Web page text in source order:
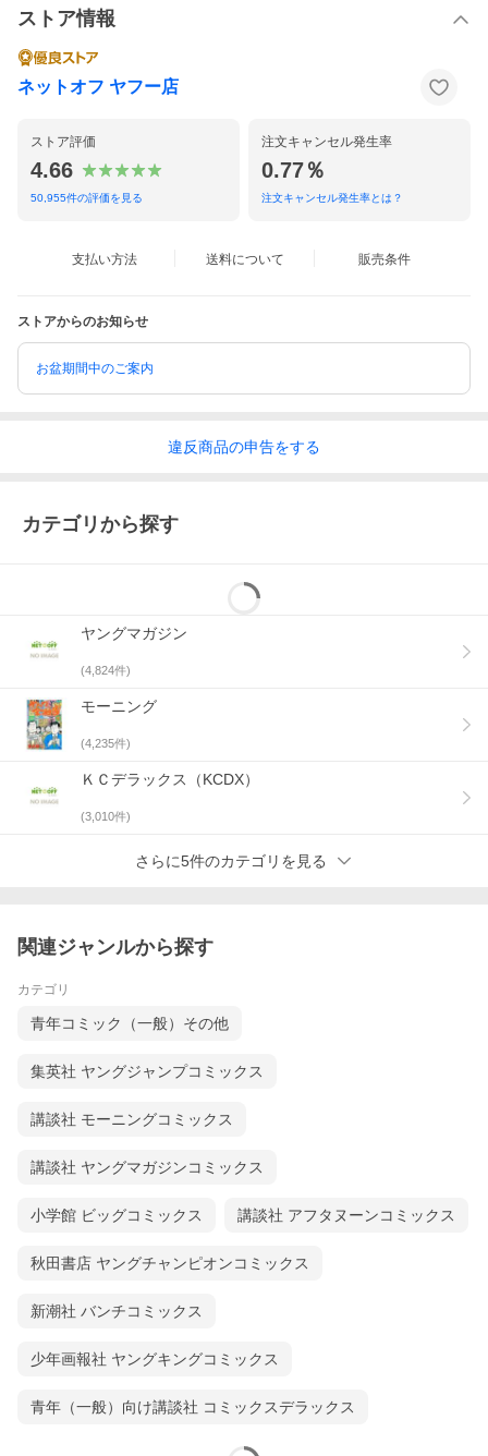
ストア情報
ネットオフ ヤフー店
ストア評価
4.66
50,955件の評価を見る
注文キャンセル発生率
0.77％
注文キャンセル発生率とは？
支払い方法 送料について 販売条件
ストアからのお知らせ
お盆期間中のご案内
違反商品の申告をする
カテゴリから探す
ヤングマガジン
(4,824件)
モーニング
(4,235件)
ＫＣデラックス（KCDX）
(3,010件)
さらに5件のカテゴリを見る
関連ジャンルから探す
カテゴリ
青年コミック（一般）その他
集英社 ヤングジャンプコミックス
講談社 モーニングコミックス
講談社 ヤングマガジンコミックス
小学館 ビッグコミックス 講談社 アフタヌーンコミックス
秋田書店 ヤングチャンピオンコミックス
新潮社 バンチコミックス
少年画報社 ヤングキングコミックス
青年（一般）向け講談社 コミックスデラックス